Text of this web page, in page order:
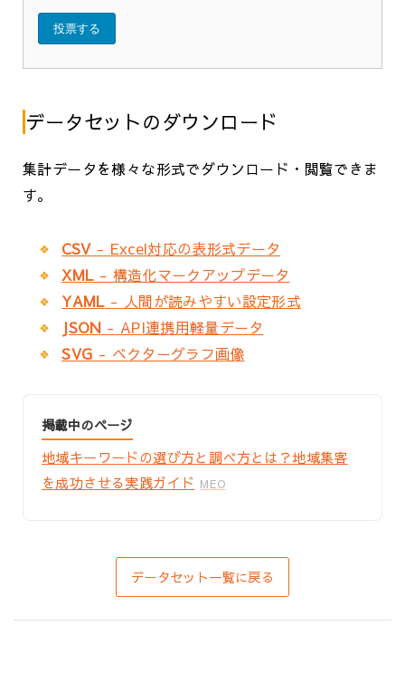
投票する
データセットのダウンロード
集計データを様々な形式でダウンロード・閲覧できま
す。
CSV- Excel対応の表形式データ
XML- 構造化マークアップデータ
YAML- 人間が読みやすい設定形式
JSON- API連携用軽量データ
SVG - ベクターグラフ画像
掲載中のページ
地域キーワードの選び方と調べ方とは？地域集客
を成功させる実践ガイド MEO
データセット一覧に戻る